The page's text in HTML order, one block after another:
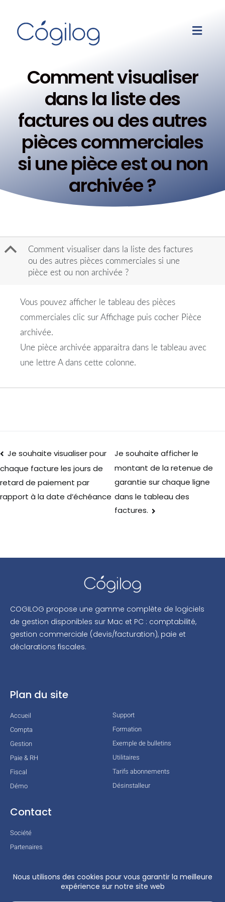
Comment visualiser
dans la liste des
factures ou des autres
pièces commerciales
si une pièce est ou non
archivée ?
B
Comment visualiser dans la liste des factures
ou des autres pièces commerciales si une
pièce est ou non archivée ?
Vous pouvez afficher le tableau des pièces
commerciales clic sur Affichage puis cocher Pièce
archivée.
Une pièce archivée apparaitra dans le tableau avec
une lettre A dans cette colonne.
Je souhaite visualiser pour
chaque facture les jours de
retard de paiement par
rapport à la date d’échéance
Je souhaite afficher le
montant de la retenue de
garantie sur chaque ligne
dans le tableau des
factures.
COGILOG propose une gamme complète de logiciels
de gestion disponibles sur Mac et PC : comptabilité,
gestion commerciale (devis/facturation), paie et
déclarations fiscales.
Plan du site
Accueil
Compta
Gestion
Paie & RH
Fiscal
Démo
Support
Formation
Exemple de bulletins
Utilitaires
Tarifs abonnements
Désinstalleur
Contact
Société
Partenaires
Mentions légales
Conditions générales